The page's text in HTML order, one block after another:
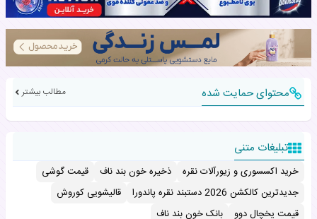
محتوای حمایت شده مطالب بیشتر
تبلیغات متنی
خرید اکسسوری و زیورآلات نقره ذخیره خون بند ناف
قیمت گوشی
جدیدترین کالکشن 2026 دستبند نقره پاندورا
قالیشویی کوروش
قیمت یخچال دوو
بانک خون بند ناف